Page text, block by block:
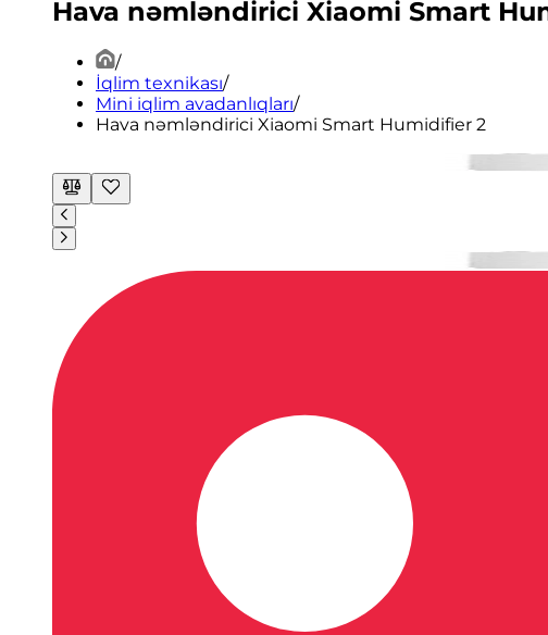
Hava nəmləndirici Xiaomi Smart
/
İqlim texnikası/
Mini iqlim avadanlıqları/
Hava nəmləndirici Xiaomi Smart Humidifier 2